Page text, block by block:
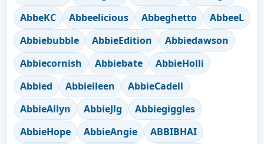
AbbeKC
Abbeelicious Abbeghetto
AbbeeL
Abbiebubble
AbbieEdition
Abbiedawson
Abbiecornish
Abbiebate
AbbieHolli
Abbied
Abbieileen
AbbieCadell
AbbieAllyn
AbbieJlg
Abbiegiggles
AbbieHope
AbbieAngie
ABBIBHAI